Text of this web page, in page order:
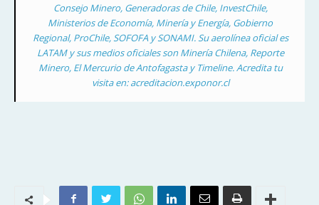
Consejo Minero, Generadoras de Chile, InvestChile,
Ministerios de Economía, Minería y Energía, Gobierno
Regional, ProChile, SOFOFA y SONAMI. Su aerolínea oficial es
LATAM y sus medios oficiales son Minería Chilena, Reporte
Minero, El Mercurio de Antofagasta y Timeline. Acredita tu
visita en: acreditacion.exponor.cl